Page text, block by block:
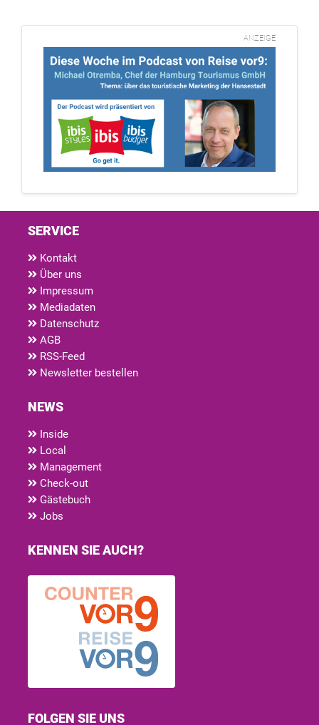
ANZEIGE
SERVICE
Kontakt
Über uns
Impressum
Mediadaten
Datenschutz
AGB
RSS-Feed
Newsletter bestellen
NEWS
Inside
Local
Management
Check-out
Gästebuch
Jobs
KENNEN SIE AUCH?
FOLGEN SIE UNS